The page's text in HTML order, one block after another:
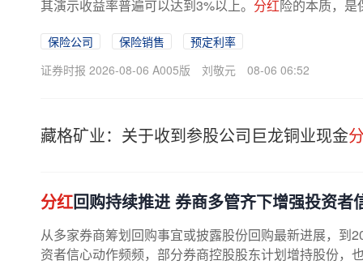
其演示收益率普遍可以达到3%以上。 分红险的本质，是
保险公司 保险销售
预定利率
证券时报 2026-08-06 A005版
刘敬元 08-06 06:52
藏格矿业：关于收到参股公司巨龙铜业现金
分红回购持续推进 券商多管齐下增强投资者
从多家券商筹划回购事宜或披露股份回购最新进展，到
资者信心动作频频，部分券商控股股东计划增持股份，